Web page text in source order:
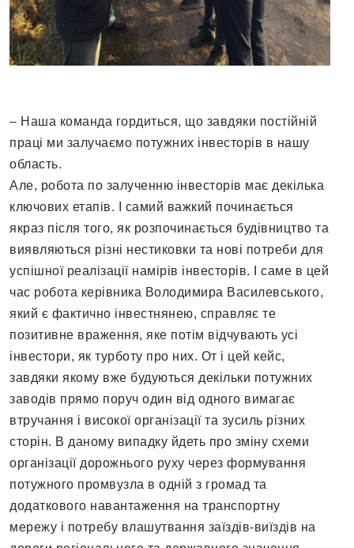
– Наша команда гордиться, що завдяки постійній
праці ми залучаємо потужних інвесторів в нашу
область.
Але, робота по залученню інвесторів має декілька
ключових етапів. І самий важкий починається
якраз після того, як розпочинається будівництво та
виявляються різні нестиковки та нові потреби для
успішної реалізації намірів інвесторів. І саме в цей
час робота керівника Володимира Василевського,
який є фактично інвестнянею, справляє те
позитивне враження, яке потім відчувають усі
інвестори, як турботу про них. От і цей кейс,
завдяки якому вже будуються декільки потужних
заводів прямо поруч один від одного вимагає
втручання і високої організації та зусиль різних
сторін. В даному випадку йдеть про зміну схеми
організації дорожнього руху через формування
потужного промвузла в одній з громад та
додаткового навантаження на транспортну
мережу і потребу влашутвання заїздів-виїздів на